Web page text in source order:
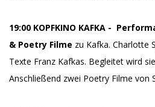
19:00 KOPFKINO KAFKA -
& Poetry Filme zu Kafka. Charlotte
Texte Franz Kafkas. Begleitet wird
Anschließend zwei Poetry Filme von